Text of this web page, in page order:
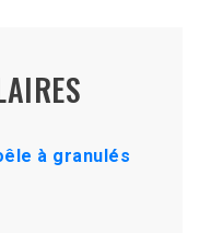
à granulés